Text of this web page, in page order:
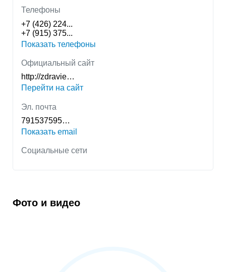
Телефоны
+7 (426) 224...
+7 (915) 375...
Показать телефоны
Официальный сайт
http://zdravie…
Перейти на сайт
Эл. почта
791537595…
Показать email
Социальные сети
Фото и видео